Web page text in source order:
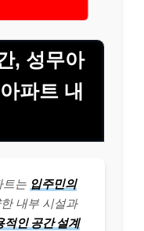
, 성무아
파트 내
트는 입주민의
내부 시설과
적인 공간 설계